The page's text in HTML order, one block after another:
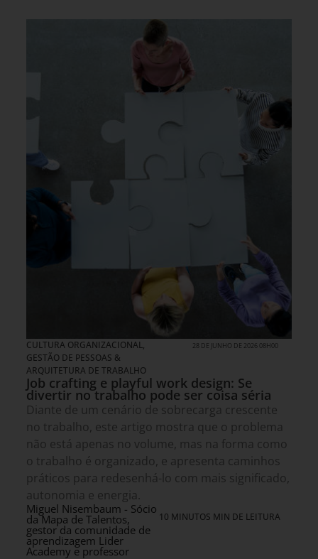
CULTURA ORGANIZACIONAL,
GESTÃO DE PESSOAS &
ARQUITETURA DE TRABALHO
28 DE JUNHO DE 2026 08H00
Job crafting e playful work design: Se
divertir no trabalho pode ser coisa séria
Diante de um cenário de sobrecarga crescente
no trabalho, este artigo mostra que o problema
não está apenas no volume, mas na forma como
o trabalho é organizado, e apresenta caminhos
práticos para redesenhá-lo com mais significado,
autonomia e energia.
Miguel Nisembaum - Sócio
da Mapa de Talentos,
gestor da comunidade de
aprendizagem Lider
Academy e professor
10 MINUTOS MIN DE LEITURA